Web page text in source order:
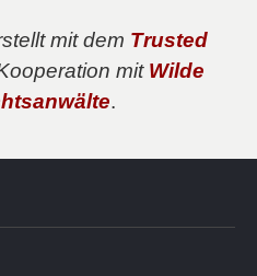
mit dem Trusted
mit Wilde
.